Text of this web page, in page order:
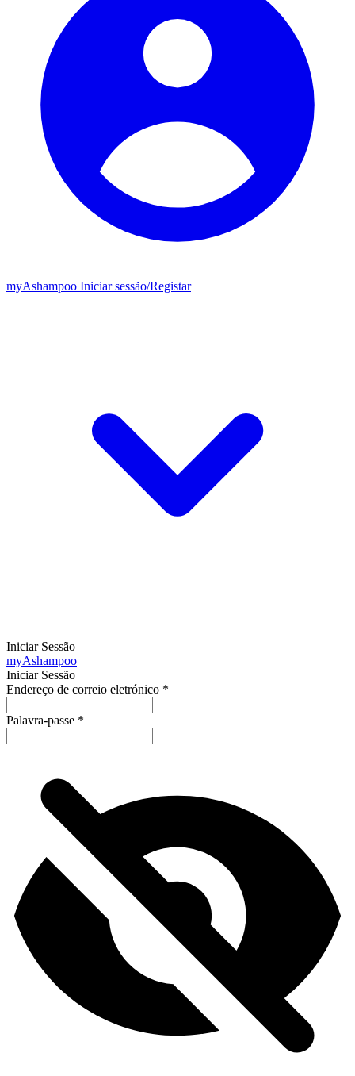
myAshampoo Iniciar sessão/Registar
Iniciar Sessão
myAshampoo
Iniciar Sessão
Endereço de correio eletrónico *
Palavra-passe *